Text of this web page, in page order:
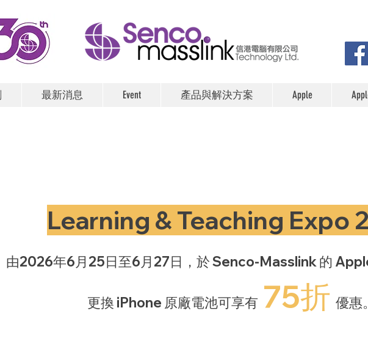
最新消息 Event 產品與解決方案 Apple
Learning & Teaching Expo
由2026年6月25日至6月27日，於 Senco-Masslink 的
更換 iPhone 原廠電池可享有 75折 優惠